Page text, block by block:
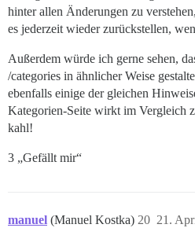
hinter allen Änderungen zu
es jederzeit wieder zurückstellen,
Außerdem würde ich gerne sehen,
/categories in ähnlicher Weise
ebenfalls einige der gleichen
Kategorien-Seite wirkt im Vergleich
kahl!
3 „Gefällt mir“
manuel (Manuel Kostka) 21.
20